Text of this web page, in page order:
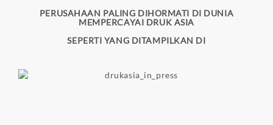
PERUSAHAAN PALING DIHORMATI DI DUNIA
MEMPERCAYAI DRUK ASIA
SEPERTI YANG DITAMPILKAN DI